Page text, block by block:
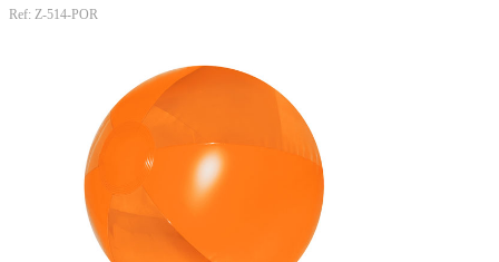
Ref: Z-514-POR